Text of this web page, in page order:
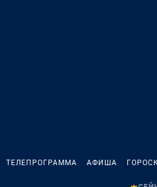
ТЕЛЕПРОГРАММА АФИША